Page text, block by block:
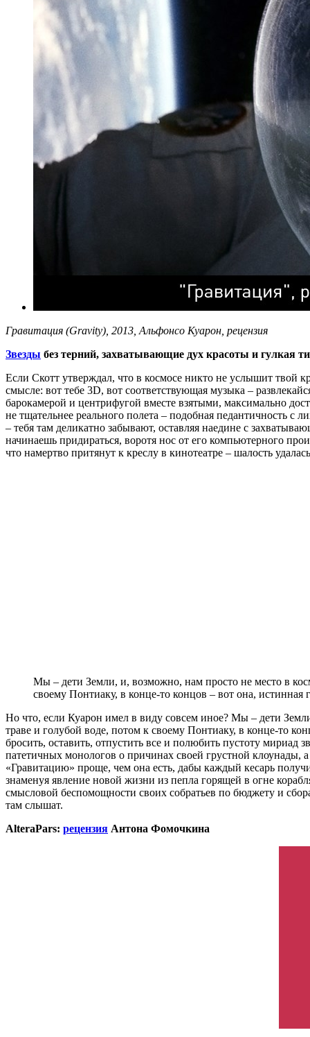
Гравитация (Gravity), 2013, Альфонсо Куарон, рецензия
Звезды без терний, захватывающие дух красоты и гулкая
Если Скотт утверждал, что в космосе никто не услышит твой
смысле: вот тебе 3D, вот соответствующая музыка –
барокамерой и центрифугой вместе взятыми, максимально
не тщательнее реального полета – подобная педантичность
– тебя там деликатно забывают, оставляя наедине с
начинаешь придираться, воротя нос от его компьютерного
что намертво притянут к креслу в кинотеатре – шалость
Мы – дети Земли, и, возможно, нам просто не место в
своему Понтиаку, в конце-то концов – вот она,
Но что, если Куарон имел в виду совсем иное? Мы – дети
траве и голубой воде, потом к своему Понтиаку, в конце-то
бросить, оставить, отпустить все и полюбить пустоту
патетичных монологов о причинах своей грустной клоунады,
«Гравитацию» проще, чем она есть, дабы каждый кесарь
знаменуя явление новой жизни из пепла горящей в огне
смысловой беспомощности своих собратьев по бюджету и
там слышат.
AlteraPars: рецензия Антона Фомочкина